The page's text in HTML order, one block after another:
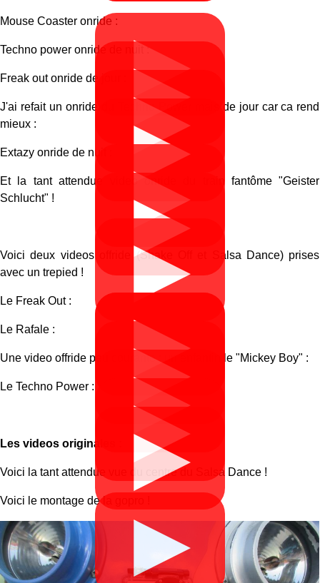
▶
Mouse Coaster onride :
▶
Techno power onride de nuit :
▶
Freak out onride de jour :
▶
J'ai refait un onride du Techno Power mais de jour car ca rend
mieux :
▶
Extazy onride de nuit :
▶
Et la tant attendue video onride du train fantôme "Geister
Schlucht" !
▶
Voici deux videos offride (Shake Off et Salsa Dance) prises
avec un trepied !
▶
▶
Le Freak Out :
▶
Le Rafale :
▶
Une video offride peu courante : un enfantin le "Mickey Boy" :
▶
Le Techno Power :
▶
Les videos originales :
Voici la tant attendue vue du centre du Salsa Dance !
▶
Voici le montage de la gopro !